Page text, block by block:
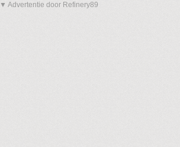
▼ Advertentie door Refinery89